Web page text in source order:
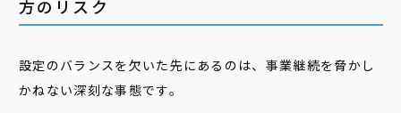
方のリスク
設定のバランスを欠いた先にあるのは、事業継続を脅かし
かねない深刻な事態です。